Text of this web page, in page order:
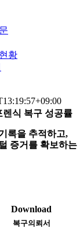
황
식 복구 성공률
록을 추적하고,
증거를 확보하는
Download
복구의뢰서